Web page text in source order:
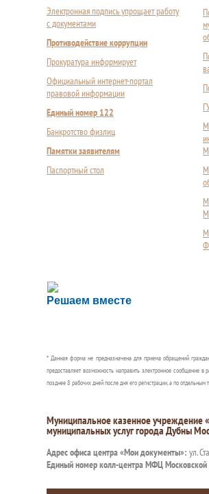
Электронная подпись упрощает работу
с документами
Противодействие коррупции
Прокуратура информирует
Официальный интернет-портал
правовой информации
Единый номер 122
Банкротство физлиц
Памятки заявителям
Паспортный стол
Решаем вместе
Сложности с получением
Сообщите об этом
* Данная форма не предназначена для приема обращений
предоставляет возможность направить электронное сообщение
позднее 8 рабочих дней после дня его регистрации, а по
Муниципальное казенное учреждение
муниципальных услуг города Дубны
Адрес офиса центра «Мои документы»: ул.
Единый номер колл-центра МФЦ Московской